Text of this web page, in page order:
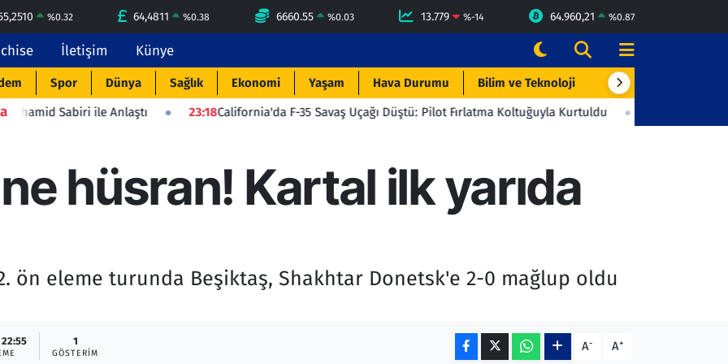
%0.32 64,4811 %0.38 6660.55 %0.03 13.779 %-14 64.960,21 %0.87
İletişim Künye
Spor Dünya Sağlık Ekonomi Yaşam Hava Durumu Bilim ve Teknoloji Çevre & Doğa
ile Anlaştı 23:18California'da F-35 Savaş Uçağı Düştü: Pilot Fırlatma Koltuğuyla Kurtuldu 23:06Beşiktaş'tan
hüsran! Kartal ilk yarıda
ön eleme turunda Beşiktaş, Shakhtar Donetsk'e 2-0 mağlup oldu
1
GÖSTERIM A- A+